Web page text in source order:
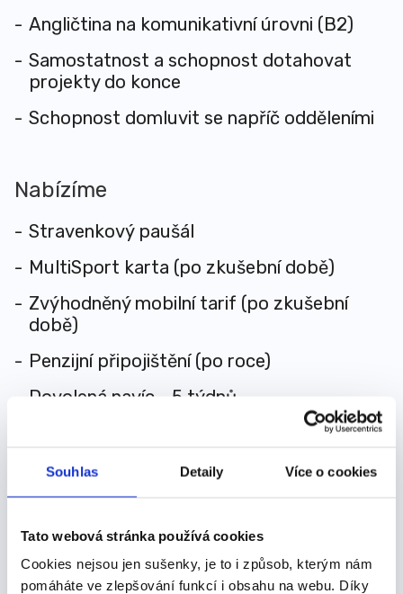
Souhlas Detaily Více o cookies
Tato webová stránka používá cookies
Cookies nejsou jen sušenky, je to i způsob, kterým nám
pomáháte ve zlepšování funkcí i obsahu na webu. Díky
Angličtina na komunikativní úrovni (B2)
Samostatnost a schopnost dotahovat
projekty do konce
Schopnost domluvit se napříč odděleními
Nabízíme
Stravenkový paušál
MultiSport karta (po zkušební době)
Zvýhodněný mobilní tarif (po zkušební
době)
Penzijní připojištění (po roce)
Dovolená navíc - 5 týdnů
Práci v prestižním, moderním prostředí
NABÍRÁME MUŽE I ŽENY
Naše inzeráty jsou v některých případech psány v
ženském nebo mužském rodě. Tento postup byl zvolen
výhradně proto, aby bylo dosaženo co nejvyšší